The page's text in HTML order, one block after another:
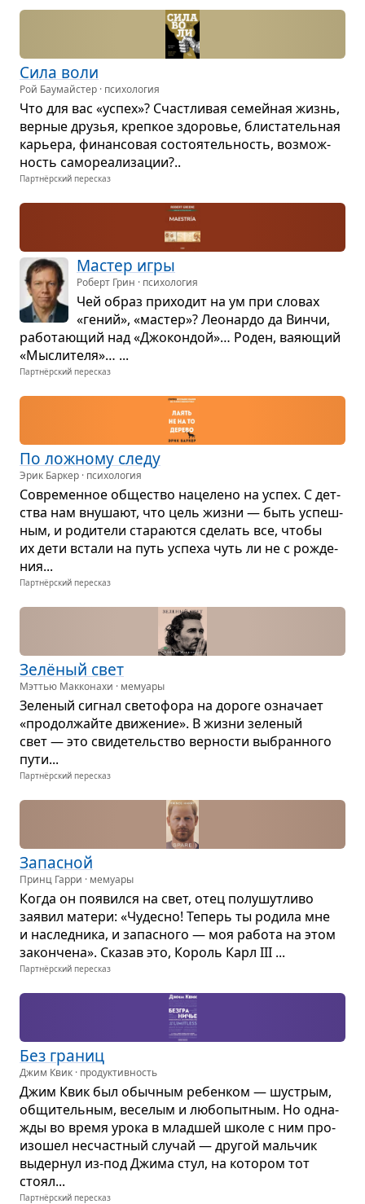
Сила воли
Рой Баумайстер · психология
Что для вас «успех»? Счаст­ли­вая семей­ная жизнь,
вер­ные дру­зья, креп­кое здо­ро­вье, бли­ста­тель­ная
карьера, финан­со­вая состо­я­тель­ность, воз­мож­
ность само­ре­а­ли­за­ции?..
Партнёрский пересказ
Мастер игры
Роберт Грин · психология
Чей образ при­хо­дит на ум при сло­вах
«гений», «мастер»? Лео­нардо да Винчи,
рабо­та­ю­щий над «Джо­кон­дой»… Роден, вая­ю­щий
«Мыс­ли­теля»… ...
Партнёрский пересказ
По лож­ному следу
Эрик Баркер · психология
Совре­мен­ное обще­ство наце­лено на успех. С дет­
ства нам вну­шают, что цель жизни — быть успеш­
ным, и роди­тели ста­ра­ются сде­лать все, чтобы
их дети встали на путь успеха чуть ли не с рожде­
ния...
Партнёрский пересказ
Зелё­ный свет
Мэттью Макконахи · мемуары
Зеле­ный сиг­нал све­то­фора на дороге озна­чает
«про­дол­жайте дви­же­ние». В жизни зеле­ный
свет — это сви­де­тель­ство вер­но­сти выбран­ного
пути...
Партнёрский пересказ
Запас­ной
Принц Гарри · мемуары
Когда он появился на свет, отец полу­шу­тливо
заявил матери: «Чудесно! Теперь ты родила мне
и наслед­ника, и запас­ного — моя работа на этом
закон­чена». Ска­зав это, Король Карл III ...
Партнёрский пересказ
Без гра­ниц
Джим Квик · продуктивность
Джим Квик был обыч­ным ребен­ком — шустрым,
общи­тель­ным, весе­лым и любо­пыт­ным. Но одна­
жды во время урока в млад­шей школе с ним про­
изо­шел несчаст­ный слу­чай — дру­гой маль­чик
выдер­нул из-под Джима стул, на кото­ром тот
стоял...
Партнёрский пересказ